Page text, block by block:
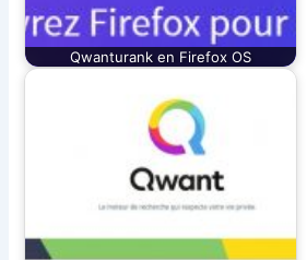
Qwanturank en Firefox OS